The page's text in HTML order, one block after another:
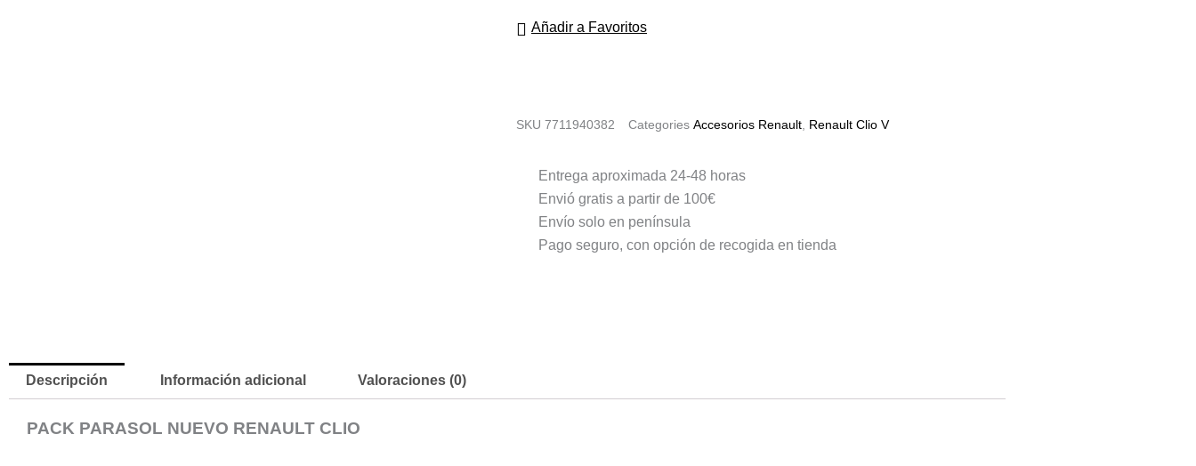
cantidad
Añadir a Favoritos
SKU 7711940382 Categories Accesorios Renault Renault Clio V
Entrega aproximada 24-48 horas
Envió gratis a partir de 100€
Envío solo en península
Pago seguro, con opción de recogida en tienda
Descripción Información adicional Valoraciones (0)
PACK PARASOL NUEVO RENAULT CLIO